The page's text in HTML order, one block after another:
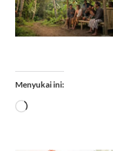
Menyukai ini:
Memuat...